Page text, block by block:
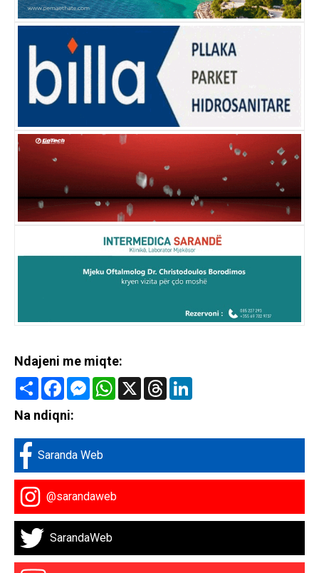
Ndajeni me miqte:
Share FacebookMessenger
WhatsApp
X Threads
Na ndiqni:
Saranda Web
@sarandaweb
SarandaWeb